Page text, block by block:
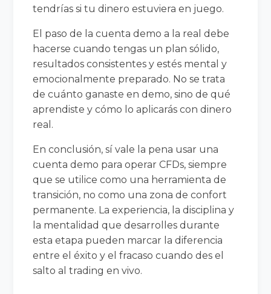
tendrías si tu dinero estuviera en juego.
El paso de la cuenta demo a la real debe
hacerse cuando tengas un plan sólido,
resultados consistentes y estés mental y
emocionalmente preparado. No se trata
de cuánto ganaste en demo, sino de qué
aprendiste y cómo lo aplicarás con dinero
real.
En conclusión, sí vale la pena usar una
cuenta demo para operar CFDs, siempre
que se utilice como una herramienta de
transición, no como una zona de confort
permanente. La experiencia, la disciplina y
la mentalidad que desarrolles durante
esta etapa pueden marcar la diferencia
entre el éxito y el fracaso cuando des el
salto al trading en vivo.